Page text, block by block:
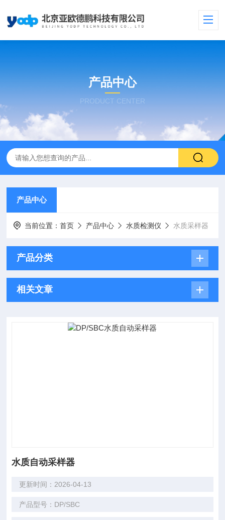
产品中心
PRODUCT CENTER
产品中心
当前位置：首页 产品中心 水质检测仪 水质采样器
产品分类
相关文章
水质自动采样器
更新时间：2026-04-13
产品型号：DP/SBC